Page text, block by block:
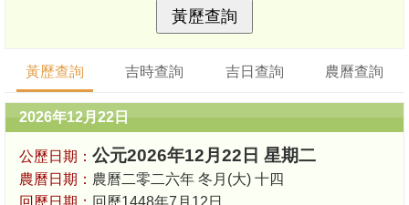
黃歷查詢 吉時查詢 吉日查詢 農曆查詢
2026年12月22日
公歷日期： 公元2026年12月22日 星期二
農曆日期： 農曆二零二六年 冬月(大) 十四
回歷日期： 回歷1448年7月12日